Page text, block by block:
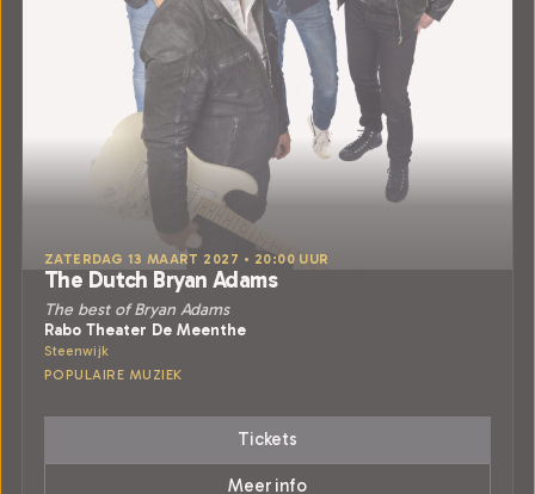
ZATERDAG 13 MAART 2027 • 20:00 UUR
The Dutch Bryan Adams
The best of Bryan Adams
Rabo Theater De Meenthe
Steenwijk
POPULAIRE MUZIEK
Tickets
Meer info